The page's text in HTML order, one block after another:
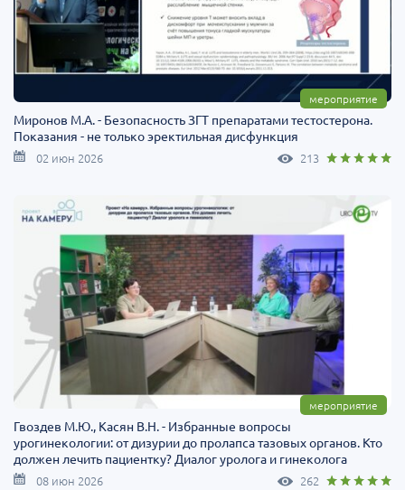
мероприятие
Миронов М.А. - Безопасность ЗГТ препаратами тестостерона.
Показания - не только эректильная дисфункция
02 июн 2026 213
мероприятие
Гвоздев М.Ю., Касян В.Н. - Избранные вопросы
урогинекологии: от дизурии до пролапса тазовых органов. Кто
должен лечить пациентку? Диалог уролога и гинеколога
08 июн 2026 262